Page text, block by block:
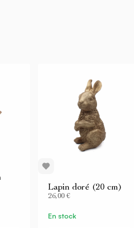
Lapin doré (20 cm)
26,00 €
En stock